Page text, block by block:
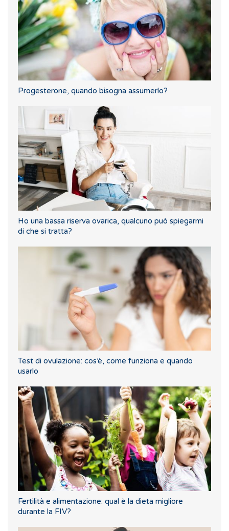
Progesterone, quando bisogna assumerlo?
Ho una bassa riserva ovarica, qualcuno può spiegarmi
di che si tratta?
Test di ovulazione: cos’è, come funziona e quando
usarlo
Fertilità e alimentazione: qual è la dieta migliore
durante la FIV?